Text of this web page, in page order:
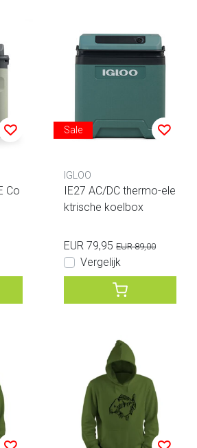
Co
Sale
IGLOO
IE27 AC/DC thermo-ele
ktrische koelbox
EUR 79,95 EUR 89,00
Vergelijk